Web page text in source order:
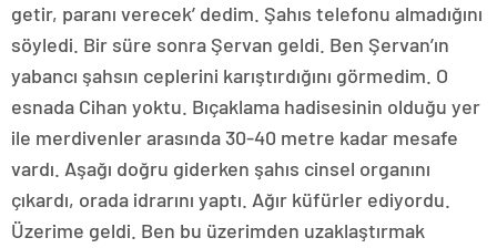
getir, paranı verecek’ dedim. Şahıs telefonu almadığını
söyledi. Bir süre sonra Şervan geldi. Ben Şervan’ın
yabancı şahsın ceplerini karıştırdığını görmedim. O
esnada Cihan yoktu. Bıçaklama hadisesinin olduğu yer
ile merdivenler arasında 30-40 metre kadar mesafe
vardı. Aşağı doğru giderken şahıs cinsel organını
çıkardı, orada idrarını yaptı. Ağır küfürler ediyordu.
Üzerime geldi. Ben bu üzerimden uzaklaştırmak